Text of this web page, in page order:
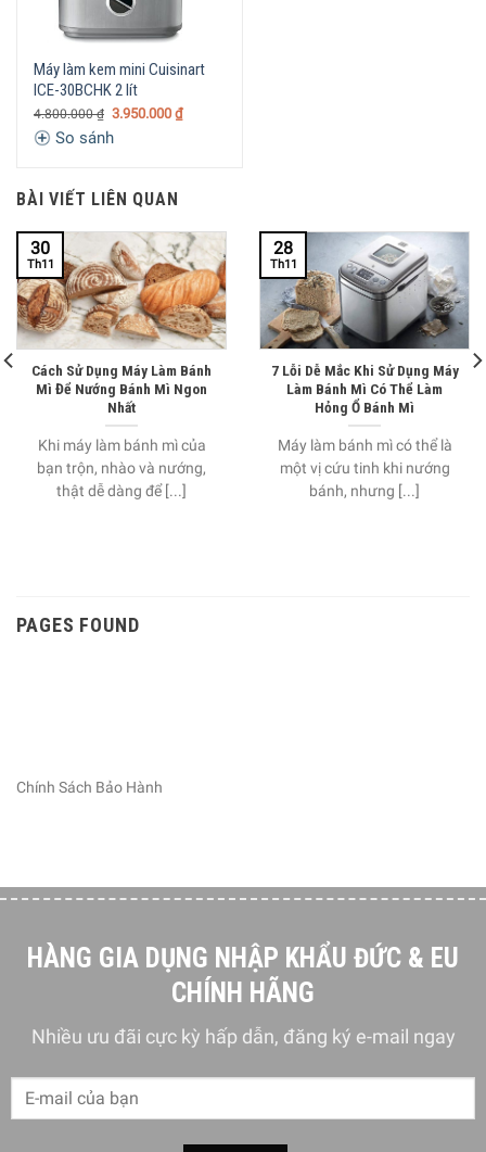
Máy làm kem mini Cuisinart
ICE-30BCHK 2 lít
4.800.000₫ 3.950.000 ₫
So sánh
BÀI VIẾT LIÊN QUAN
Cách Sử Dụng Máy Làm Bánh
Mì Để Nướng Bánh Mì Ngon
Nhất
Khi máy làm bánh mì của
bạn trộn, nhào và nướng,
thật dễ dàng để [...]
30
Th11
7 Lỗi Dễ Mắc Khi Sử Dụng Máy
Làm Bánh Mì Có Thể Làm
Hỏng Ổ Bánh Mì
Máy làm bánh mì có thể là
một vị cứu tinh khi nướng
bánh, nhưng [...]
28
Th11
PAGES FOUND
Chính Sách Bảo Hành
HÀNG GIA DỤNG NHẬP KHẨU ĐỨC & EU
CHÍNH HÃNG
Nhiều ưu đãi cực kỳ hấp dẫn, đăng ký e-mail ngay